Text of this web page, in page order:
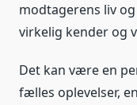
modtagerens liv
virkelig kender og
Det kan være en
fælles oplevelser,